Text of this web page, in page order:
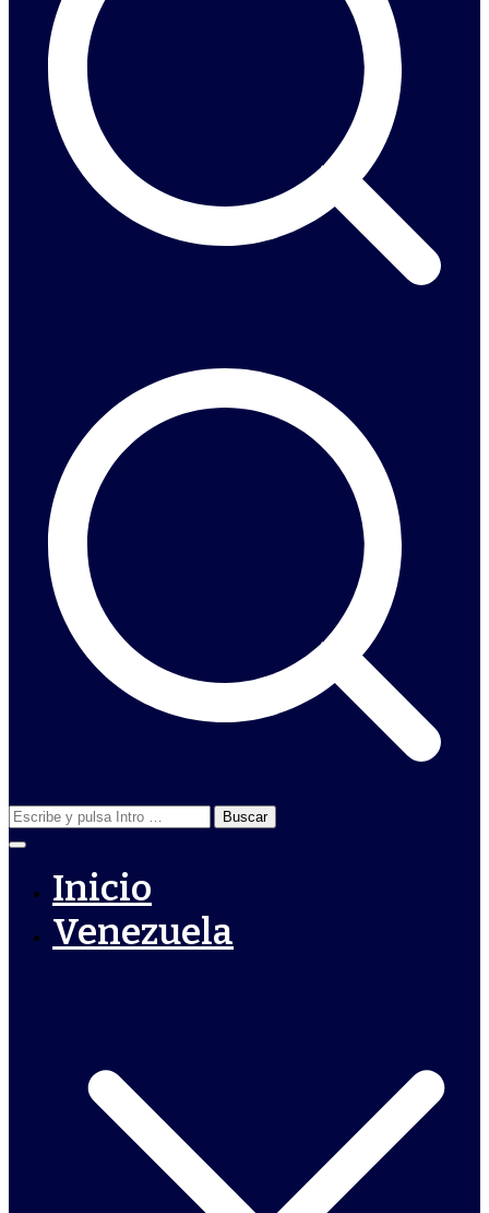
Buscar:
Inicio
Venezuela